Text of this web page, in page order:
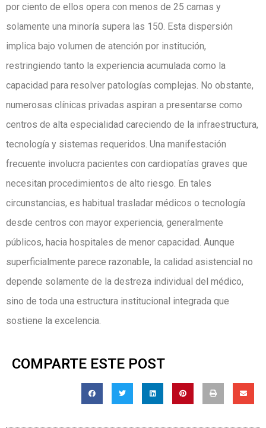
por ciento de ellos opera con menos de 25 camas y
solamente una minoría supera las 150. Esta dispersión
implica bajo volumen de atención por institución,
restringiendo tanto la experiencia acumulada como la
capacidad para resolver patologías complejas. No obstante,
numerosas clínicas privadas aspiran a presentarse como
centros de alta especialidad careciendo de la infraestructura,
tecnología y sistemas requeridos. Una manifestación
frecuente involucra pacientes con cardiopatías graves que
necesitan procedimientos de alto riesgo. En tales
circunstancias, es habitual trasladar médicos o tecnología
desde centros con mayor experiencia, generalmente
públicos, hacia hospitales de menor capacidad. Aunque
superficialmente parece razonable, la calidad asistencial no
depende solamente de la destreza individual del médico,
sino de toda una estructura institucional integrada que
sostiene la excelencia.
COMPARTE ESTE POST